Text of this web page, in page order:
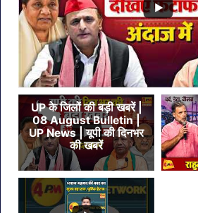
UP के जिलों की बड़ी खबरें |
08 August Bulletin |
UP News | यूपी की दिनभर
की खबरें